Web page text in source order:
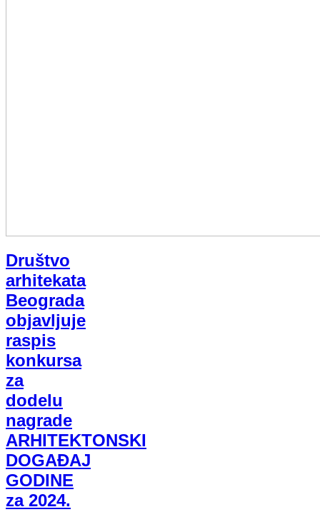
Društvo
arhitekata
Beograda
objavljuje
raspis
konkursa
za
dodelu
nagrade
ARHITEKTONSKI
DOGAĐAJ
GODINE
za 2024.